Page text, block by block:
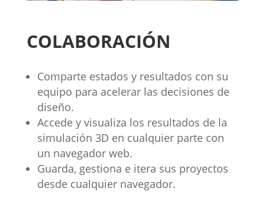
COLABORACIÓN
Comparte estados y resultados con su
equipo para acelerar las decisiones de
diseño.
Accede y visualiza los resultados de la
simulación 3D en cualquier parte con
un navegador web.
Guarda, gestiona e itera sus proyectos
desde cualquier navegador.